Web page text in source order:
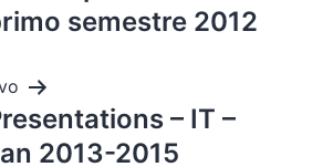
semestre 2012
– IT –
2013-2015